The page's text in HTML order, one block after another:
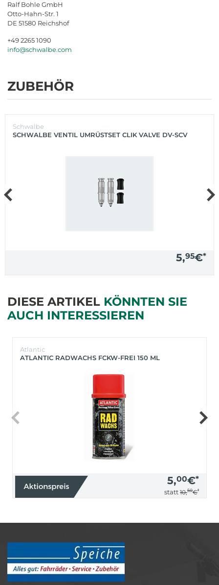
Ralf Bohle GmbH
Otto-Hahn-Str. 1
DE 51580 Reichshof
+49 2265 1090
info@schwalbe.com
ZUBEHÖR
Schwalbe
SCHWALBE VENTIL UMRÜSTSET CLIK VALVE DV-SCV
5,95€*
DIESE ARTIKEL KÖNNTEN SIE
AUCH INTERESSIEREN
Atlantic
ATLANTIC RADWACHS FCKW-FREI 150 ML
5,00€*
statt 10,50€*